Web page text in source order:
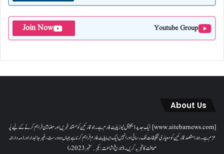
Youtube Group
Join Now
About Us
[www.aitebarnews.com] ایک جدید ڈیجیٹل نیوز پلیٹ فارم ہے۔ جو قارئین کو مستند خبریں اور مضامین فراہم کرنے کے لیے پُر
عزم ہے۔ ہمارا مقصدقارئین کو معیاری تخلیقات تک رسائی اور انہیں ایک ایسا پلیٹ فارم فراہم کرنا ہے جہاں وہ درست، غیر جانبدار اور ذمہ دارانہ
صحافت کا تجربہ کریں۔( تاریخ اشاعت : یکم؍ ستمبر 2023ء)